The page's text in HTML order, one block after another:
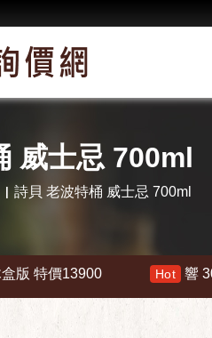
威士忌 700ml
詩貝 老波特桶 威士忌 700ml
價13900 響 30年